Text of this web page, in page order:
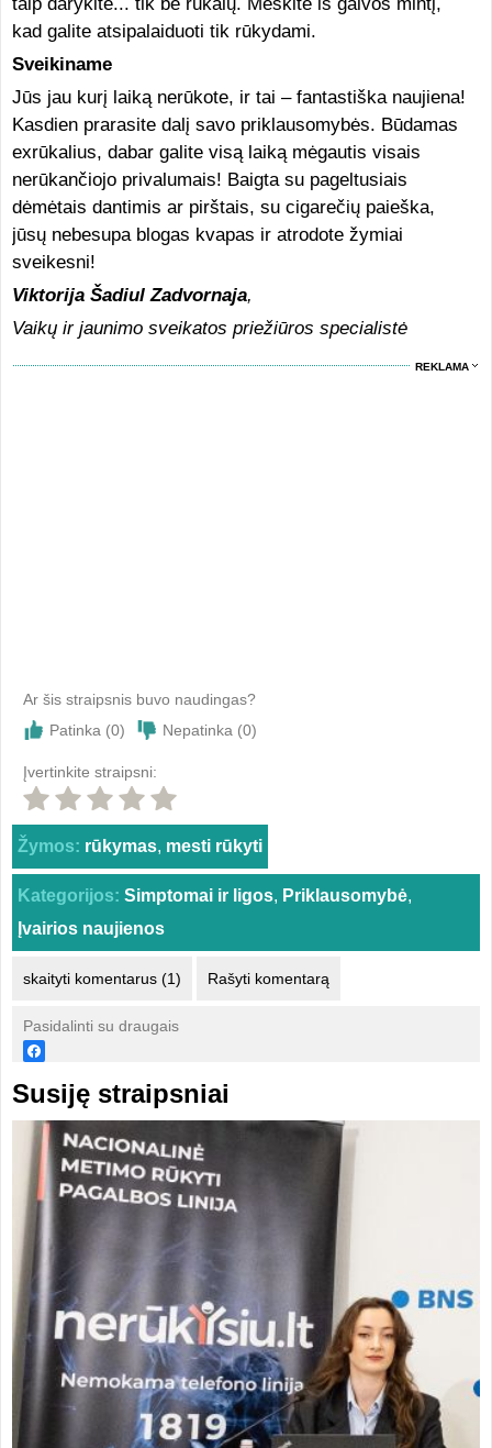
kad galite atsipalaiduoti tik rūkydami.
Sveikiname
Jūs jau kurį laiką nerūkote, ir tai – fantastiška naujiena!
Kasdien prarasite dalį savo priklausomybės. Būdamas
exrūkalius, dabar galite visą laiką mėgautis visais
nerūkančiojo privalumais! Baigta su pageltusiais
dėmėtais dantimis ar pirštais, su cigarečių paieška,
jūsų nebesupa blogas kvapas ir atrodote žymiai
sveikesni!
Viktorija Šadiul Zadvornaja,
Vaikų ir jaunimo sveikatos priežiūros specialistė
REKLAMA
Ar šis straipsnis buvo naudingas?
Patinka (0) Nepatinka (0)
Įvertinkite straipsni:
Žymos: rūkymas, mesti rūkyti
Kategorijos: Simptomai ir ligos, Priklausomybė,
Įvairios naujienos
skaityti komentarus (1) Rašyti komentarą
Pasidalinti su draugais
Susiję straipsniai